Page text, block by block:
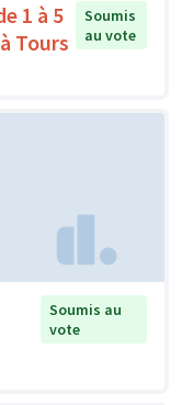
1 à 5
Tours
Soumis
au vote
Soumis au
vote